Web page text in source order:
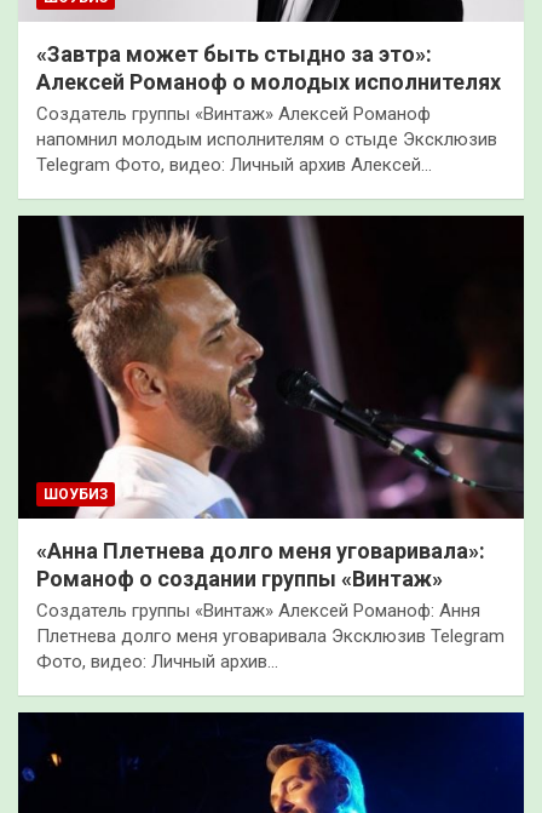
«Завтра может быть стыдно за это»:
Алексей Романоф о молодых исполнителях
Создатель группы «Винтаж» Алексей Романоф
напомнил молодым исполнителям о стыде Эксклюзив
Telegram Фото, видео: Личный архив Алексей…
ШОУБИЗ
«Анна Плетнева долго меня уговаривала»:
Романоф о создании группы «Винтаж»
Создатель группы «Винтаж» Алексей Романоф: Ання
Плетнева долго меня уговаривала Эксклюзив Telegram
Фото, видео: Личный архив…